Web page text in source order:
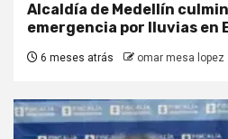
Alcaldía de Medellín
emergencia por lluvias en
6 meses atrás omar mesa lopez